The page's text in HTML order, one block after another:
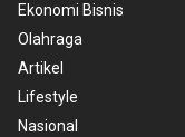
Ekonomi Bisnis
Olahraga
Artikel
Lifestyle
Nasional